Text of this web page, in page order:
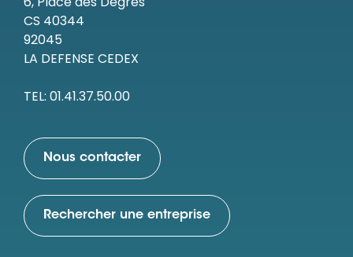
CS 40344
92045
LA DEFENSE CEDEX
TEL: 01.41.37.50.00
Nous contacter
Rechercher une entreprise